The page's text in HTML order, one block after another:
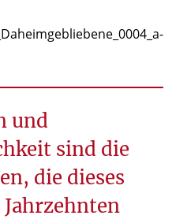
und
sind die
die dieses
Jahrzehnten